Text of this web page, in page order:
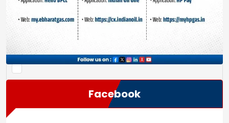
Save my name, email, and website in this browser
for the next time I comment.
Facebook